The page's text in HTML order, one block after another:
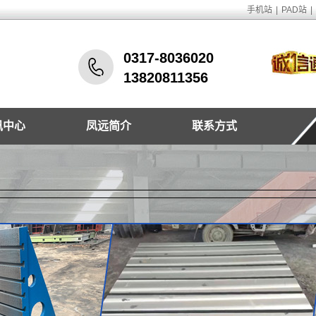
手机站 PAD站
0317-8036020
13820811356
中心 凤远简介 联系方式